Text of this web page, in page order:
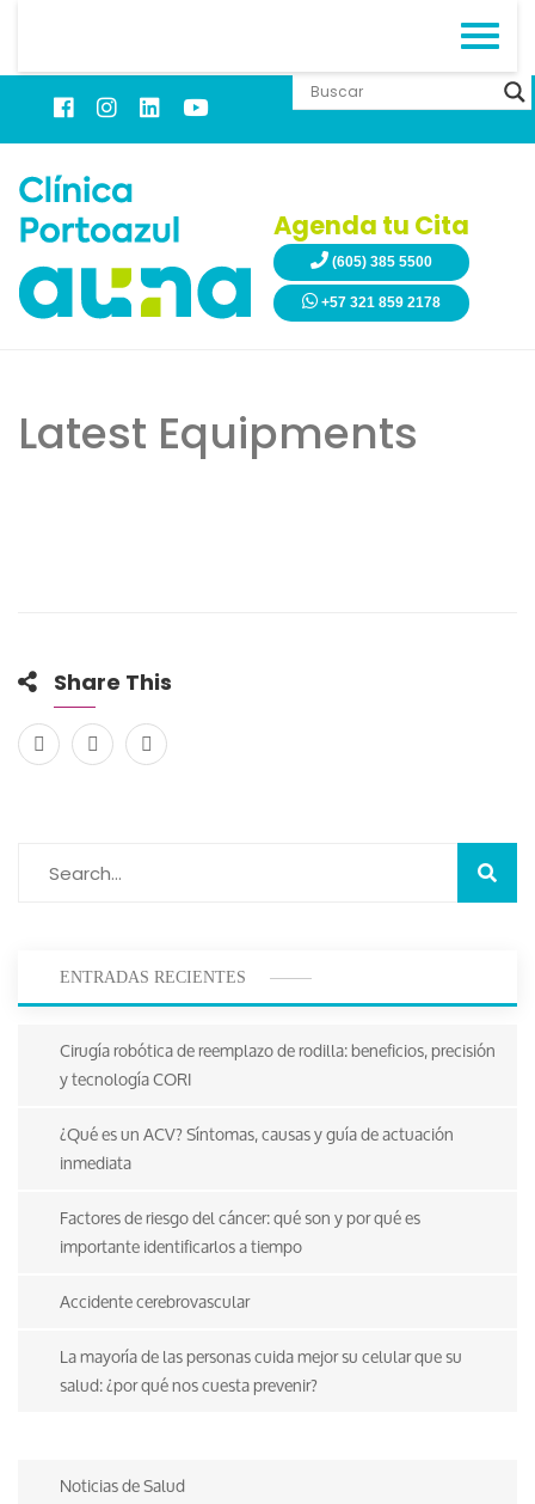
Agenda tu Cita
(605) 385 5500
+57 321 859 2178
Latest Equipments
Share This
ENTRADAS RECIENTES
Cirugía robótica de reemplazo de rodilla: beneficios, precisión
y tecnología CORI
¿Qué es un ACV? Síntomas, causas y guía de actuación
inmediata
Factores de riesgo del cáncer: qué son y por qué es
importante identificarlos a tiempo
Accidente cerebrovascular
La mayoría de las personas cuida mejor su celular que su
salud: ¿por qué nos cuesta prevenir?
Noticias de Salud